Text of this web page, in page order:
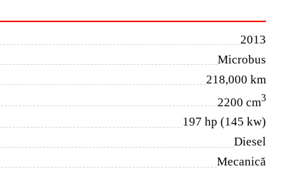
2013
Microbus
218,000 km
2200 cm3
197 hp (145 kw)
Diesel
Mecanică